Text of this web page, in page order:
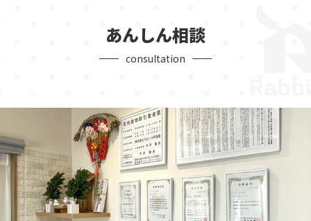
あんしん相談
consultation